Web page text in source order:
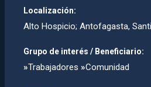
Localización:
Alto Hospicio; Antofagasta,
Grupo de interés / Beneficiario:
»Trabajadores »Comunidad